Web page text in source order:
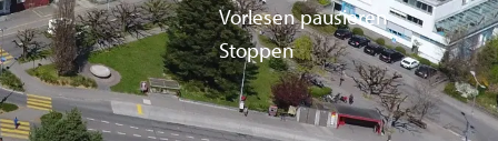
Vorlesen pausieren
Stoppen